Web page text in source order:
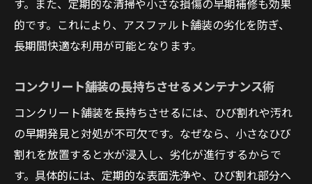
す。また、定期的な清掃や小さな損傷の早期補修も効果
的です。これにより、アスファルト舗装の劣化を防ぎ、
長期間快適な利用が可能となります。
コンクリート舗装の長持ちさせるメンテナンス術
コンクリート舗装を長持ちさせるには、ひび割れや汚れ
の早期発見と対処が不可欠です。なぜなら、小さなひび
割れを放置すると水が浸入し、劣化が進行するからで
す。具体的には、定期的な表面洗浄や、ひび割れ部分へ